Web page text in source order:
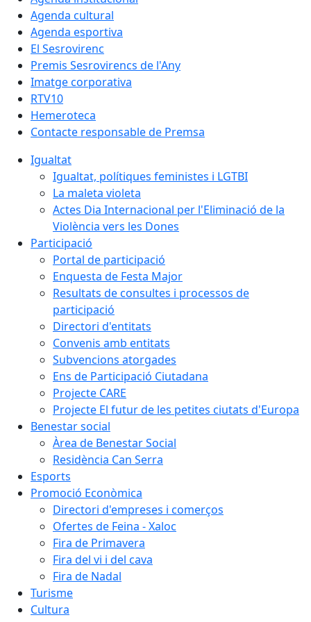
Agenda cultural
Agenda esportiva
El Sesrovirenc
Premis Sesrovirencs de l'Any
Imatge corporativa
RTV10
Hemeroteca
Contacte responsable de Premsa
Igualtat
Igualtat, polítiques feministes i LGTBI
La maleta violeta
Actes Dia Internacional per l'Eliminació de la
Violència vers les Dones
Participació
Portal de participació
Enquesta de Festa Major
Resultats de consultes i processos de
participació
Directori d'entitats
Convenis amb entitats
Subvencions atorgades
Ens de Participació Ciutadana
Projecte CARE
Projecte El futur de les petites ciutats d'Europa
Benestar social
Àrea de Benestar Social
Residència Can Serra
Esports
Promoció Econòmica
Directori d'empreses i comerços
Ofertes de Feina - Xaloc
Fira de Primavera
Fira del vi i del cava
Fira de Nadal
Turisme
Cultura